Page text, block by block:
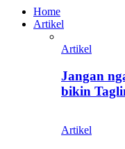
Home
Artikel
Artikel
Jangan
bikin
Artikel